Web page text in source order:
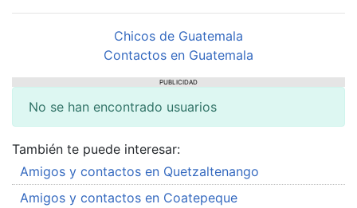
Chicos de Guatemala
Contactos en Guatemala
PUBLICIDAD
No se han encontrado usuarios
También te puede interesar:
Amigos y contactos en Quetzaltenango
Amigos y contactos en Coatepeque